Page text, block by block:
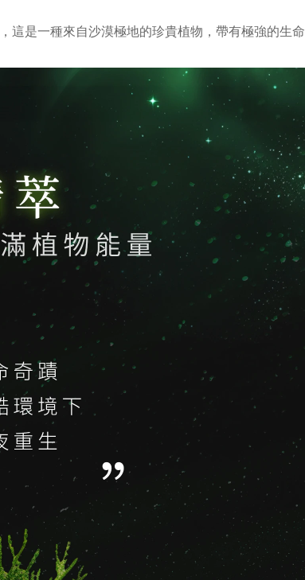
，這是一種來自沙漠極地的珍貴植物，帶有極強的生命